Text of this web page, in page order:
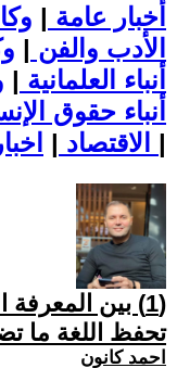
أخبار عامة |
الأدب والفن |
أنباء العلمانية |
أنباء حقوق
الاقتصاد | |
(1) بين المعرفة
تحفظ اللغة ما
احمد كانون